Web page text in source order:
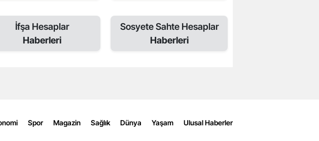
İfşa Hesaplar
Haberleri
Sosyete Sahte Hesaplar
Haberleri
Spor Magazin Sağlık Dünya Yaşam Ulusal Haberler